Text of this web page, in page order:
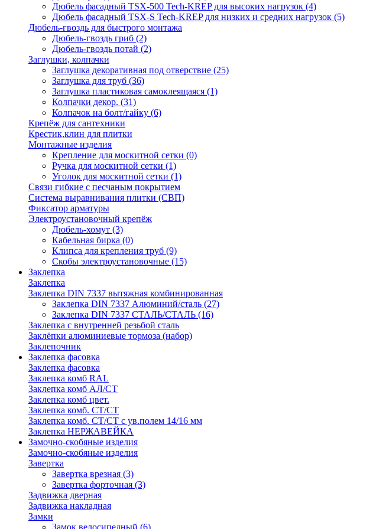
Дюбель фасадный TSX-500 Tech-KREP для высоких нагрузок (4)
Дюбель фасадный TSX-S Tech-KREP для низких и средних нагрузок (5)
Дюбель-гвоздь для быстрого монтажа
Дюбель-гвоздь гриб (2)
Дюбель-гвоздь потай (2)
Заглушки, колпачки
Заглушка декоративная под отверствие (25)
Заглушка для труб (36)
Заглушка пластиковая самоклеящаяся (1)
Колпачки декор. (31)
Колпачок на болт/гайку (6)
Крепёж для сантехники
Крестик,клин для плитки
Монтажные изделия
Крепление для москитной сетки (0)
Ручка для москитной сетки (1)
Уголок для москитной сетки (1)
Связи гибкие с песчаным покрытием
Система выравнивания плитки (СВП)
Фиксатор арматуры
Электроустановочный крепёж
Дюбель-хомут (3)
Кабельная бирка (0)
Клипса для крепления труб (9)
Скобы электроустановочные (15)
Заклепка
Заклепка
Заклепка DIN 7337 вытяжная комбинированная
Заклепка DIN 7337 Алюминий/сталь (27)
Заклепка DIN 7337 СТАЛЬ/СТАЛЬ (16)
Заклепка с внутренней резьбой сталь
Заклёпки алюминиевые тормоза (набор)
Заклепочник
Заклепка фасовка
Заклепка фасовка
Заклепка комб RAL
Заклепка комб АЛ/СТ
Заклепка комб цвет.
Заклепка комб. СТ/СТ
Заклепка комб. СТ/СТ с ув.полем 14/16 мм
Заклепка НЕРЖАВЕЙКА
Замочно-скобяные изделия
Замочно-скобяные изделия
Завертка
Завертка врезная (3)
Завертка форточная (3)
Задвижка дверная
Задвижка накладная
Замки
Замок велосипедный (6)